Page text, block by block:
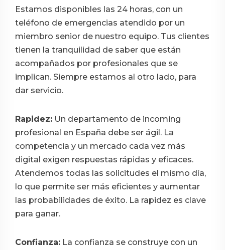
Estamos disponibles las 24 horas, con un
teléfono de emergencias atendido por un
miembro senior de nuestro equipo. Tus clientes
tienen la tranquilidad de saber que están
acompañados por profesionales que se
implican. Siempre estamos al otro lado, para
dar servicio.
Rapidez: Un departamento de incoming
profesional en España debe ser ágil. La
competencia y un mercado cada vez más
digital exigen respuestas rápidas y eficaces.
Atendemos todas las solicitudes el mismo día,
lo que permite ser más eficientes y aumentar
las probabilidades de éxito. La rapidez es clave
para ganar.
Confianza: La confianza se construye con un